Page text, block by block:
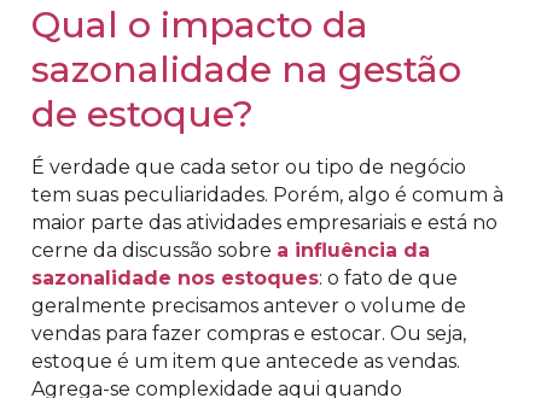
Qual o impacto da
sazonalidade na gestão
de estoque?
É verdade que cada setor ou tipo de negócio
tem suas peculiaridades. Porém, algo é comum à
maior parte das atividades empresariais e está no
cerne da discussão sobre a influência da
sazonalidade nos estoques: o fato de que
geralmente precisamos antever o volume de
vendas para fazer compras e estocar. Ou seja,
estoque é um item que antecede as vendas.
Agrega-se complexidade aqui quando